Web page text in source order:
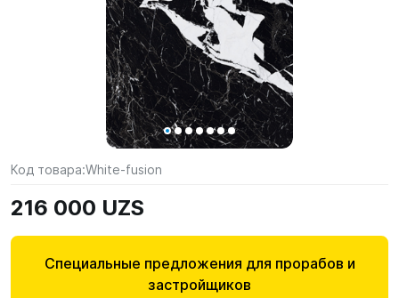
Код товара:White-fusion
216 000 UZS
Специальные предложения для прорабов и
застройщиков